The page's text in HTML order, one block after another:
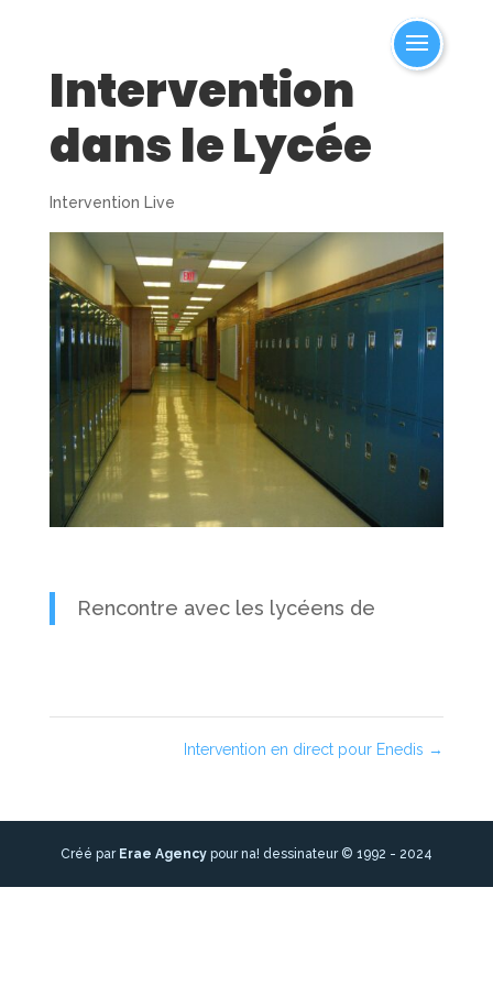
Intervention
dans le Lycée
Intervention Live
Rencontre avec les lycéens de
Intervention en direct pour Enedis →
Créé par Erae Agencypour na! dessinateur © 1992 - 2024